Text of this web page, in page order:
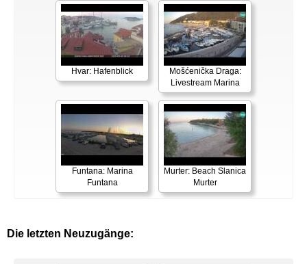
Hvar: Hafenblick
Mošćenička Draga:
Livestream Marina
Funtana: Marina
Funtana
Murter: Beach Slanica
Murter
Die letzten Neuzugänge: